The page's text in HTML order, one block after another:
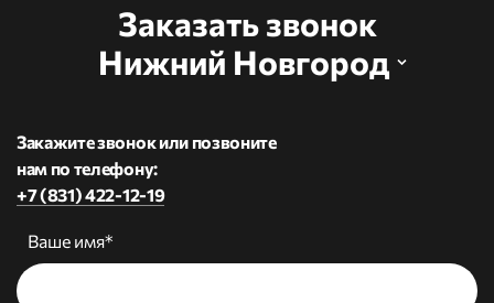
Заказать звонок
Нижний Новгород
Закажите звонок или позвоните
нам по телефону:
+7 (831) 422-12-19
Ваше имя*